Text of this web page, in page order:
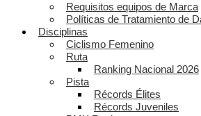
Requisitos equipos de Marca
Políticas de Tratamiento de
Disciplinas
Ciclismo Femenino
Ruta
Ranking Nacional 2026
Pista
Récords Élites
Récords Juveniles